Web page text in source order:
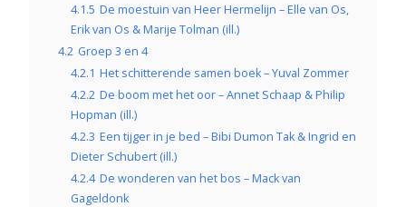
4.1.5 De moestuin van Heer Hermelijn – Elle van Os,
Erik van Os & Marije Tolman (ill.)
4.2 Groep 3 en 4
4.2.1 Het schitterende samen boek – Yuval Zommer
4.2.2 De boom met het oor – Annet Schaap & Philip
Hopman (ill.)
4.2.3 Een tijger in je bed – Bibi Dumon Tak & Ingrid en
Dieter Schubert (ill.)
4.2.4 De wonderen van het bos – Mack van
Gageldonk